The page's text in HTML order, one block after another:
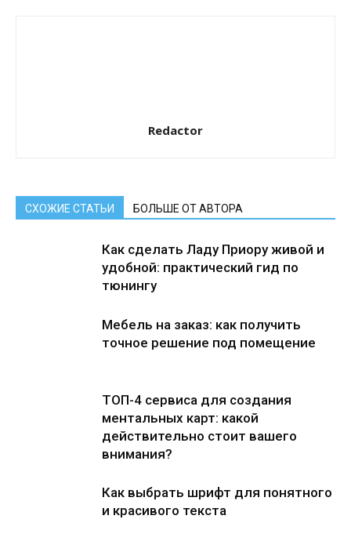
Redactor
СХОЖИЕ СТАТЬИ БОЛЬШЕ ОТ АВТОРА
Как сделать Ладу Приору живой и
удобной: практический гид по
тюнингу
Мебель на заказ: как получить
точное решение под помещение
ТОП-4 сервиса для создания
ментальных карт: какой
действительно стоит вашего
внимания?
Как выбрать шрифт для понятного
и красивого текста